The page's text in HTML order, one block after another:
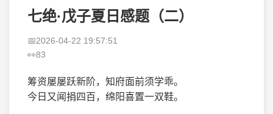
七绝·戊子夏日感题（二）
2026-04-22 19:57:51
83
筹资屡屡跃新阶，知府面前须学乖。
今日又闻捐四百，绵阳喜置一双鞋。